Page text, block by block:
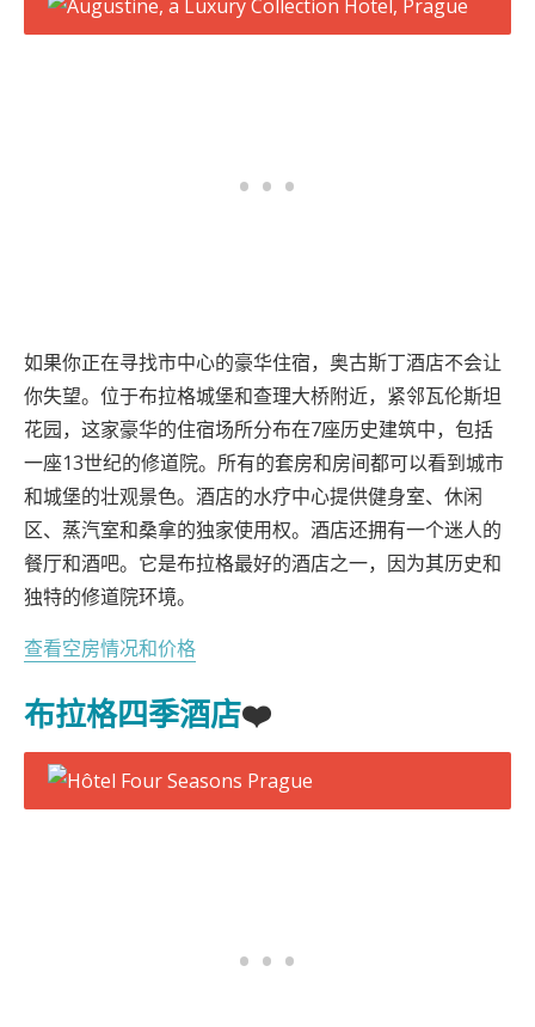
如果你正在寻找市中心的豪华住宿，奥古斯丁酒店不会让
你失望。位于布拉格城堡和查理大桥附近，紧邻瓦伦斯坦
花园，这家豪华的住宿场所分布在7座历史建筑中，包括
一座13世纪的修道院。所有的套房和房间都可以看到城市
和城堡的壮观景色。酒店的水疗中心提供健身室、休闲
区、蒸汽室和桑拿的独家使用权。酒店还拥有一个迷人的
餐厅和酒吧。它是布拉格最好的酒店之一，因为其历史和
独特的修道院环境。
查看空房情况和价格
布拉格四季酒店❤️